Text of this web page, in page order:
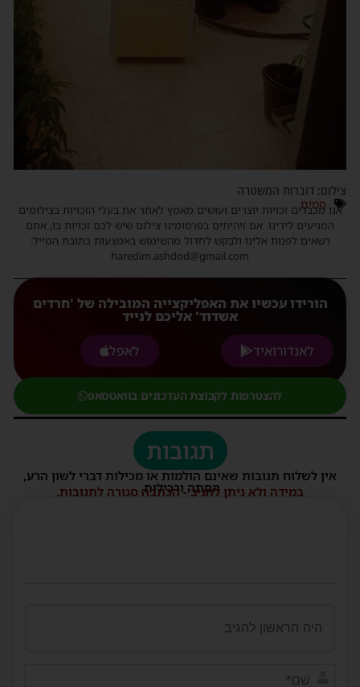
צילום: דוברות המשטרה
סמים
אנו מכבדים זכויות יוצרים ועושים מאמץ לאתר את בעלי הזכויות בצילומים
המגיעים לידינו. אם זיהיתים בפרסומינו צילום שיש לכם זכויות בו, אתם
רשאים לפנות אלינו ולבקש לחדול מהשימוש באמצעות כתובת המייל:
haredim.ashdod@gmail.com
הורידו עכשיו את האפליקצייה המובילה של 'חרדים
אשדוד' אליכם לנייד
לאנדורואיד
לאפל
להצטרפות לקבוצת העדכונים בוואטסאפ
תגובות
אין לשלוח תגובות שאינם הולמות או מכילות דברי לשון הרע,
הסתה ורכילות.
במידה ולא ניתן להגיב - הכתבה סגורה לתגובות.